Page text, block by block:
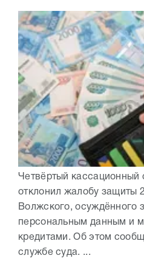
Четвёртый кассационный
отклонил жалобу защиты
Волжского, осуждённого
персональным данным и
кредитами. Об этом
службе суда. ...